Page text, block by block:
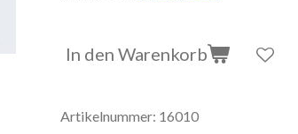
In den Warenkorb
Artikelnummer: 16010